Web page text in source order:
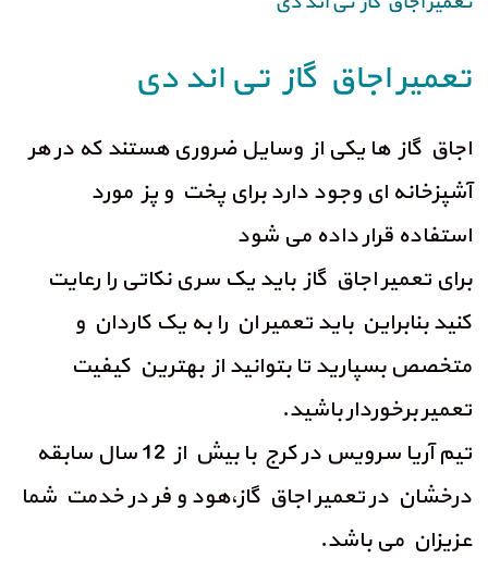
تعمیر اجاق گاز تی اند دی
اجاق گاز ها یکی از وسایل ضروری هستند که در هر
آشپزخانه ای وجود دارد برای پخت و پز مورد
استفاده قرار داده می شود
برای تعمیر اجاق گاز باید یک سری نکاتی را رعایت
کنید بنابراین باید تعمیر ان را به یک کاردان و
متخصص بسپارید تا بتوانید از بهترین کیفیت
تعمیر برخوردار باشید.
تیم آریا سرویس در کرج با بیش از 12 سال سابقه
درخشان در تعمیر اجاق گاز،هود و فر در خدمت شما
عزیزان می باشد.